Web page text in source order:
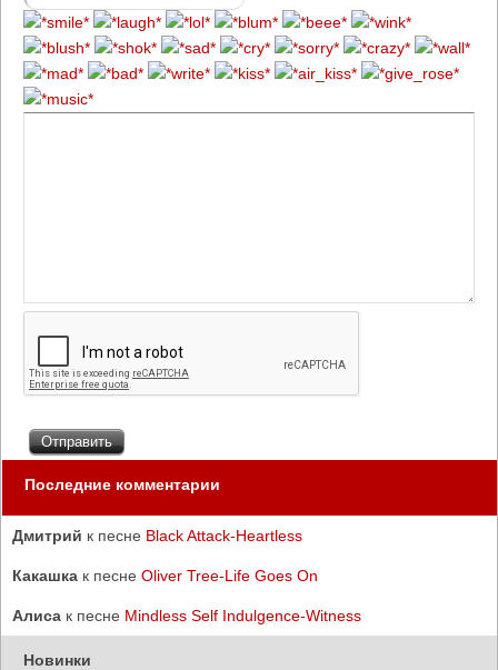
Последние комментарии
Дмитрий к песне Black Attack-Heartless
Какашка к песне Oliver Tree-Life Goes On
Алиса к песне Mindless Self Indulgence-Witness
Новинки